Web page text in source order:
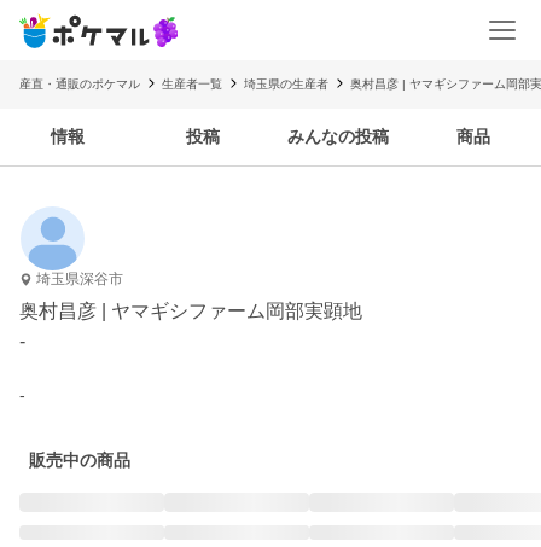
産直・通販のポケマル 生産者一覧 埼玉県の生産者 奥村昌彦 | ヤマギシファーム岡部
情報 投稿 みんなの投稿 商品
埼玉県深谷市
奥村昌彦 | ヤマギシファーム岡部実顕地
-
-
販売中の商品